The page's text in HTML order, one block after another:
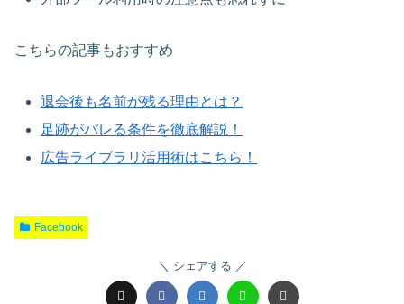
こちらの記事もおすすめ
退会後も名前が残る理由とは？
足跡がバレる条件を徹底解説！
広告ライブラリ活用術はこちら！
Facebook
シェアする